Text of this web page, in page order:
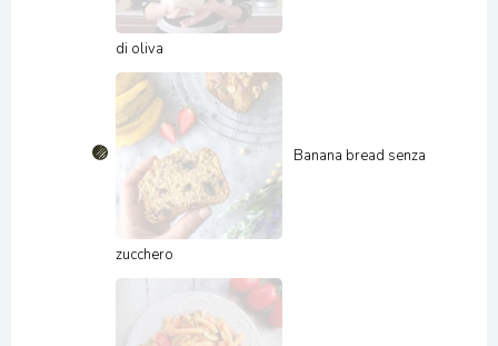
di oliva
Banana bread senza
zucchero